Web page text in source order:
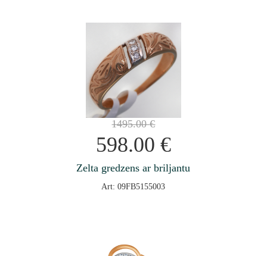
1495.00€
598.00 €
Zelta gredzens ar briljantu
Art: 09FB5155003